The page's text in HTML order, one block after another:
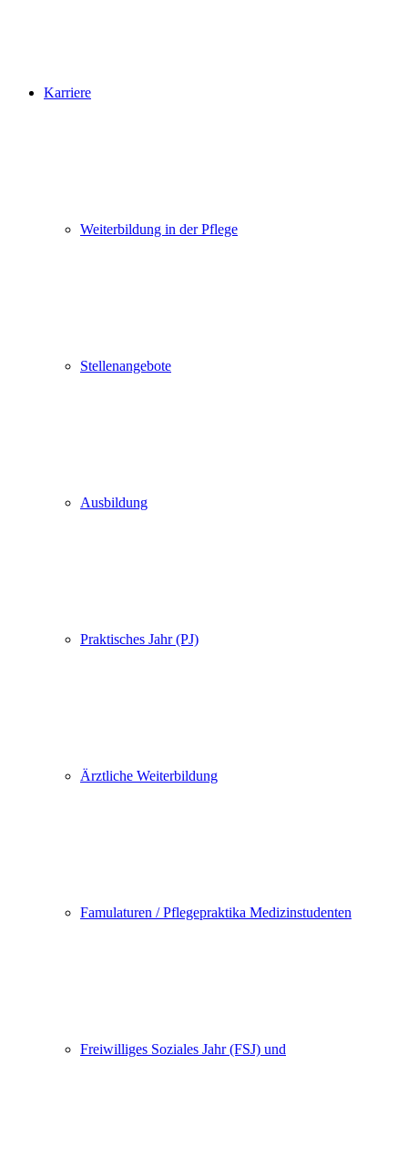
Karriere
Weiterbildung in der Pflege
Stellenangebote
Ausbildung
Praktisches Jahr (PJ)
Ärztliche Weiterbildung
Famulaturen / Pflegepraktika Medizinstudenten
Freiwilliges Soziales Jahr (FSJ) und